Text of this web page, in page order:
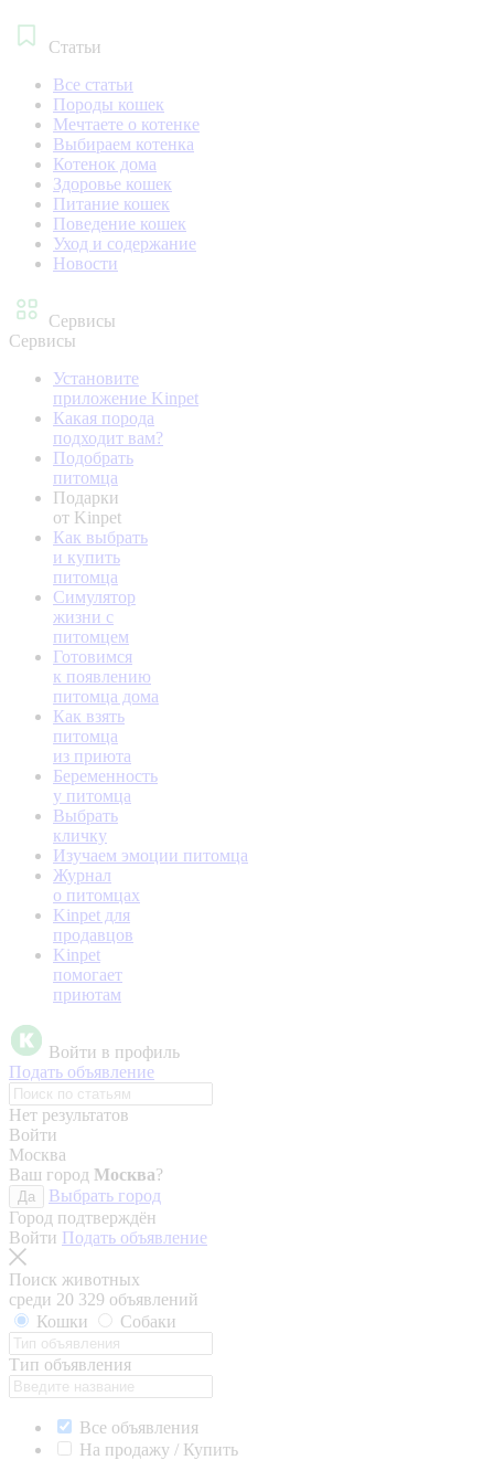
Статьи
Все статьи
Породы кошек
Мечтаете о котенке
Выбираем котенка
Котенок дома
Здоровье кошек
Питание кошек
Поведение кошек
Уход и содержание
Новости
Сервисы
Сервисы
Установите
приложение Kinpet
Какая порода
подходит вам?
Подобрать
питомца
Подарки
от Kinpet
Как выбрать
и купить
питомца
Симулятор
жизни с
питомцем
Готовимся
к появлению
питомца дома
Как взять
питомца
из приюта
Беременность
у питомца
Выбрать
кличку
Изучаем эмоции питомца
Журнал
о питомцах
Kinpet для
продавцов
Kinpet
помогает
приютам
Войти в профиль
Подать объявление
Нет результатов
Войти
Москва
Ваш город Москва?
Да
Выбрать город
Город подтверждён
Войти Подать объявление
Поиск животных
среди 20 329 объявлений
Кошки
Собаки
Тип объявления
Все объявления
На продажу / Купить